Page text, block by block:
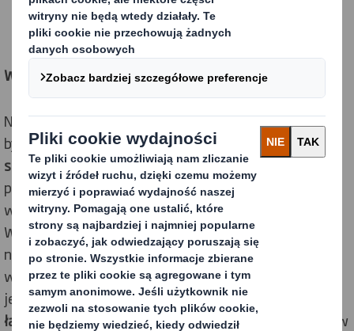
WYZWANIE:
Najważniejszym zadaniem jakie miał spełniać display
byłapromocja produktu, którego unikalną cechą był
sposób wytwarzania. Dzięki smażeniu porcji
pokrojonych plastrów ziemniaków na złocisty kolor w
wielkim kotle, osiągały one wyjątkową chrupkość.
Ważne więc było, aby materiały promocyjne
nawiązywały do tej receptury. Ten efekt miał być
wzmocnionywielkością ekspozycji– standu
jednopaletowego. Konieczne było zapewnienie
łatwego dostępu do produktuiświetnej widoczności
w